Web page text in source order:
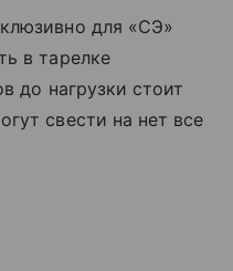
для «СЭ»
в тарелке
до нагрузки стоит
свести на нет все